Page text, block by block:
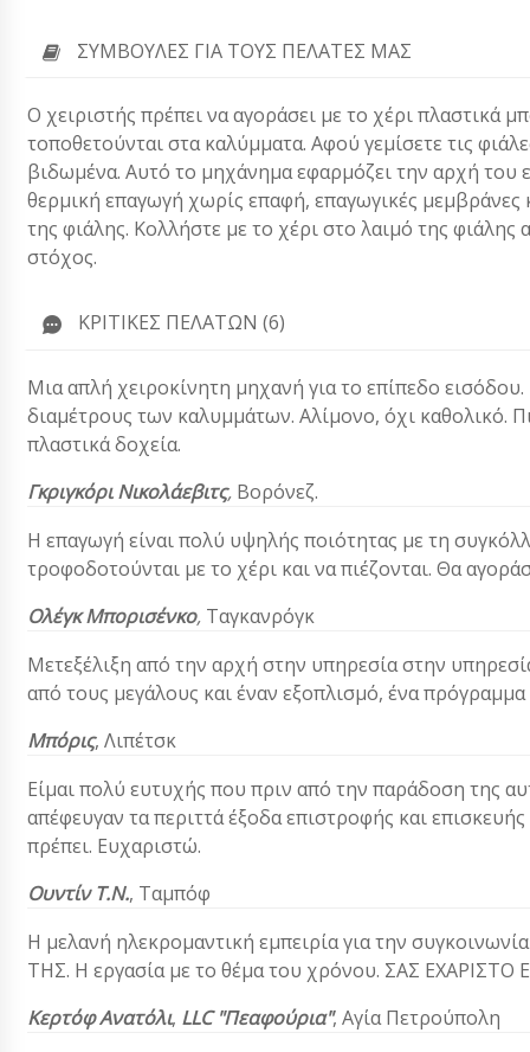
ΣΥΜΒΟΥΛΈΣ ΓΙΑ ΤΟΥΣ ΠΕΛΆΤΕΣ ΜΑΣ
Ο χειριστής πρέπει να αγοράσει με το χέρι πλαστικά
τοποθετούνται στα καλύμματα. Αφού γεμίσετε τις
βιδωμένα. Αυτό το μηχάνημα εφαρμόζει την αρχή
θερμική επαγωγή χωρίς επαφή, επαγωγικές
της φιάλης. Κολλήστε με το χέρι στο λαιμό της
στόχος.
ΚΡΙΤΙΚΈΣ ΠΕΛΑΤΏΝ (6)
Μια απλή χειροκίνητη μηχανή για το επίπεδο
διαμέτρους των καλυμμάτων. Αλίμονο, όχι καθολικό.
πλαστικά δοχεία.
Γκριγκόρι Νικολάεβιτς, Βορόνεζ.
Η επαγωγή είναι πολύ υψηλής ποιότητας με τη
τροφοδοτούνται με το χέρι και να πιέζονται. Θα
Ολέγκ Μπορισένκο, Ταγκανρόγκ
Μετεξέλιξη από την αρχή στην υπηρεσία στην
από τους μεγάλους και έναν εξοπλισμό, ένα πρόγραμμα
Μπόρις, Λιπέτσκ
Είμαι πολύ ευτυχής που πριν από την παράδοση της
απέφευγαν τα περιττά έξοδα επιστροφής και
πρέπει. Ευχαριστώ.
ΟυντίνΤ.Ν., Ταμπόφ
Η μελανή ηλεκρομαντική εμπειρία για την
ΤΗΣ. Η εργασία με το θέμα του χρόνου. ΣΑΣ
Κερτόφ Ανατόλι, LLC "Πεαφούρια", Αγία Πετρούπολη